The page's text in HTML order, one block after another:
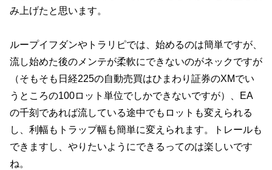
み上げたと思います。
ループイフダンやトラリピでは、始めるのは簡単ですが、
流し始めた後のメンテが柔軟にできないのがネックですが
（そもそも日経225の自動売買はひまわり証券のXMでい
うところの100ロット単位でしかできないですが）、EA
の千刻であれば流している途中でもロットも変えられる
し、利幅もトラップ幅も簡単に変えられます。トレールも
できますし、やりたいようにできるってのは楽しいです
ね。